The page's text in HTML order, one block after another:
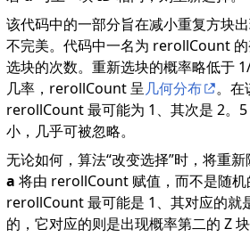
该代码中的一部分旨在减小重复方块
不完美。代码中一名为 rerollCount
选块的次数。重新选块的概率略低于
几率，rerollCount 呈几何分布
。在
rerollCount 最可能为 1、其次是 2。
小，几乎可被忽略。
无论如何，算法“改变选择”时，将重
a 将由 rerollCount 赋值，而不是随机
rerollCount 最可能是 1、其对应的就
的，它对应的则是出现概率第二的 Z